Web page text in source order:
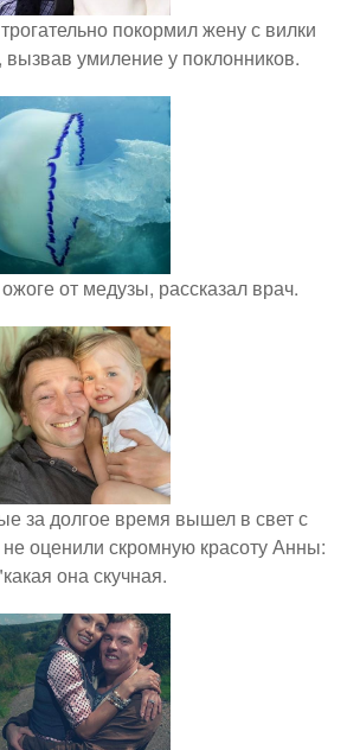
покормил жену с вилки
умиление у поклонников.
от медузы, рассказал врач.
за долгое время вышел в свет с
оценили скромную красоту Анны:
она скучная.